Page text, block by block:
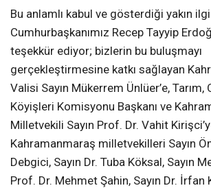
Bu anlamlı kabul ve gösterdiği yakın ilgi
Cumhurbaşkanımız Recep Tayyip
teşekkür ediyor; bizlerin bu buluşmayı
gerçekleştirmesine katkı sağlayan
Valisi Sayın Mükerrem Ünlüer’e, Tarım,
Köyişleri Komisyonu Başkanı ve
Milletvekili Sayın Prof. Dr. Vahit
Kahramanmaraş milletvekilleri Sayın
Debgici, Sayın Dr. Tuba Köksal, Sayın
Prof. Dr. Mehmet Şahin, Sayın Dr. İrfan